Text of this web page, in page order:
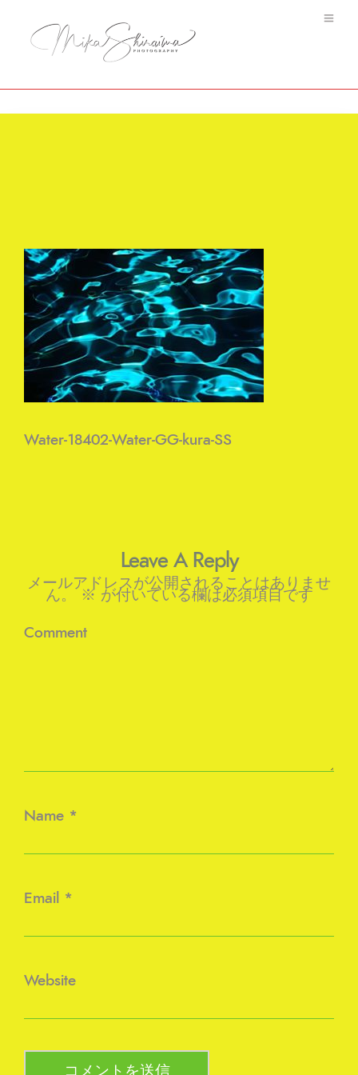
Water-18402-Water-GG-kura-SS
Leave A Reply
メールアドレスが公開されることはありませ
ん。 ※ が付いている欄は必須項目です
Comment
Name *
Email *
Website